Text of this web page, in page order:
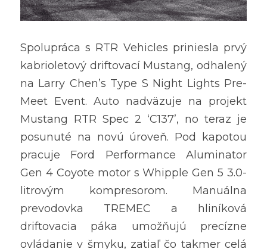
Spolupráca s RTR Vehicles priniesla prvý
kabrioletový driftovací Mustang, odhalený
na Larry Chen’s Type S Night Lights Pre-
Meet Event. Auto nadväzuje na projekt
Mustang RTR Spec 2 ‘C137’, no teraz je
posunuté na novú úroveň. Pod kapotou
pracuje Ford Performance Aluminator
Gen 4 Coyote motor s Whipple Gen 5 3.0-
litrovým kompresorom. Manuálna
prevodovka TREMEC a hliníková
driftovacia páka umožňujú precízne
ovládanie v šmyku, zatiaľ čo takmer celá